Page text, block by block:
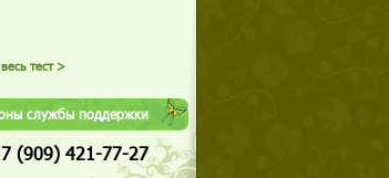
службы поддержки
(909) 421-77-27